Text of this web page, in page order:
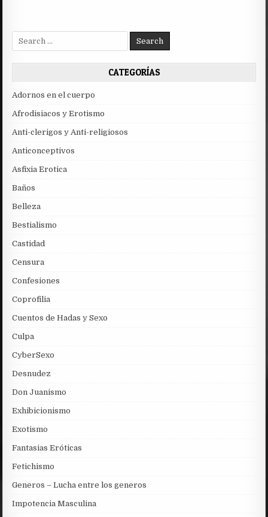
Search
for:
CATEGORÍAS
Adornos en el cuerpo
Afrodisiacos y Erotismo
Anti-clerigos y Anti-religiosos
Anticonceptivos
Asfixia Erotica
Baños
Belleza
Bestialismo
Castidad
Censura
Confesiones
Coprofilia
Cuentos de Hadas y Sexo
Culpa
CyberSexo
Desnudez
Don Juanismo
Exhibicionismo
Exotismo
Fantasias Eróticas
Fetichismo
Generos – Lucha entre los generos
Impotencia Masculina